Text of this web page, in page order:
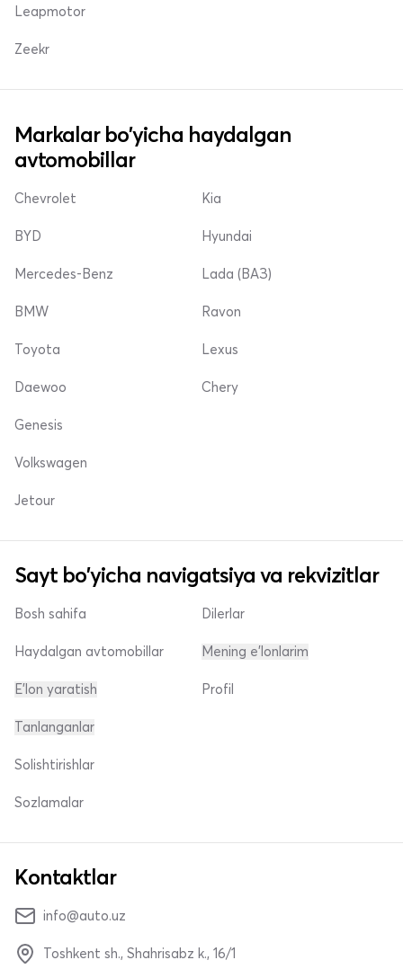
Leapmotor
Zeekr
Markalar bo'yicha haydalgan
avtomobillar
Chevrolet
BYD
Mercedes-Benz
Kia
Hyundai
Lada (ВАЗ)
BMW
Toyota
Daewoo
Ravon
Lexus
Chery
Genesis
Volkswagen
Jetour
Sayt bo'yicha navigatsiya va rekvizitlar
Bosh sahifa
Haydalgan avtomobillar
E'lon yaratish
Dilerlar
Mening e'lonlarim
Profil
Tanlanganlar
Solishtirishlar
Sozlamalar
Kontaktlar
info@auto.uz
Toshkent sh., Shahrisabz k., 16/1